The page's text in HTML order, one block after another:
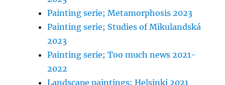
Painting serie; Metamorphosis 2023
Painting serie; Studies of Mikulandská
2023
Painting serie; Too much news 2021-
2022
Landscape paintings; Helsinki 2021